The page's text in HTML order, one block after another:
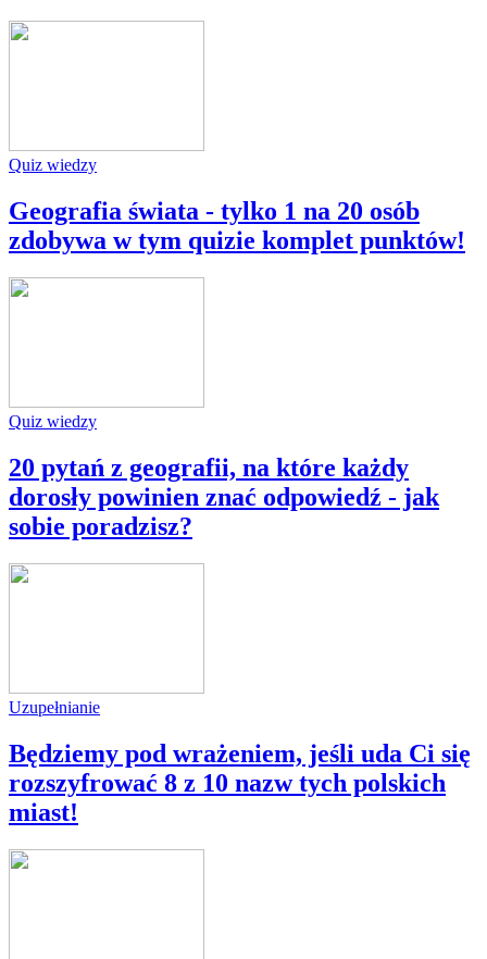
Quiz wiedzy
Geografia świata - tylko 1 na 20 osób
zdobywa w tym quizie komplet punktów!
Quiz wiedzy
20 pytań z geografii, na które każdy
dorosły powinien znać odpowiedź - jak
sobie poradzisz?
Uzupełnianie
Będziemy pod wrażeniem, jeśli uda Ci się
rozszyfrować 8 z 10 nazw tych polskich
miast!